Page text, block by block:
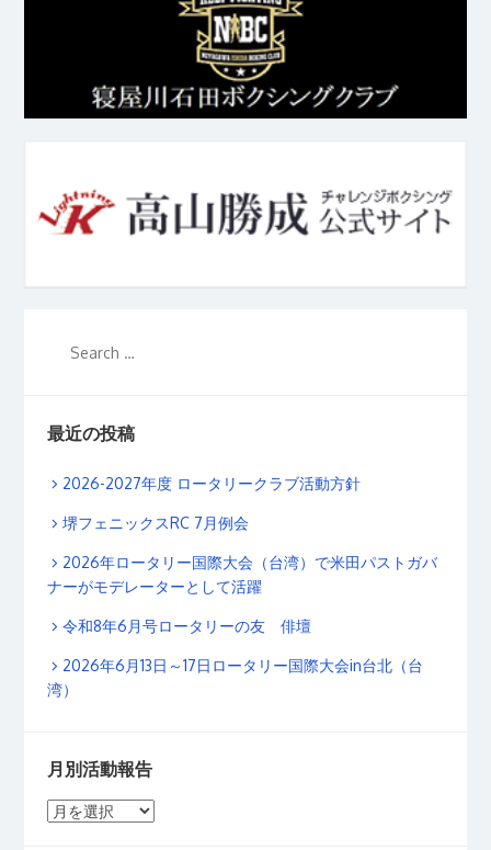
最近の投稿
2026-2027年度 ロータリークラブ活動方針
堺フェニックスRC 7月例会
2026年ロータリー国際大会（台湾）で米田パストガバ
ナーがモデレーターとして活躍
令和8年6月号ロータリーの友 俳壇
2026年6月13日～17日ロータリー国際大会in台北（台
湾）
月別活動報告
月